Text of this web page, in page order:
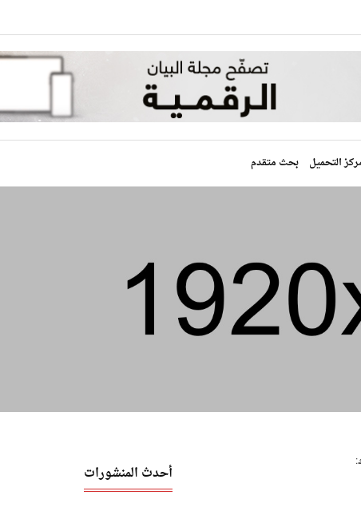
التحميل بحث متقدم
أحدث المنشورات